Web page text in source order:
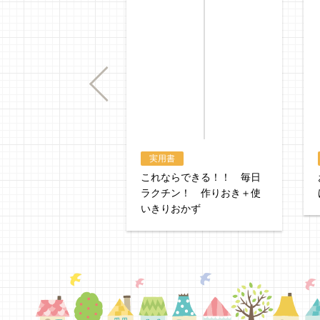
Previous
実用書
これならできる！！ 毎日
ラクチン！ 作りおき＋使
いきりおかず